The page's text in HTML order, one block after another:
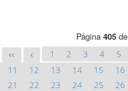
Página 405de
<< < 1 2 3 4 5
11
12 13 14 15 16
21
22 23 24 25 26